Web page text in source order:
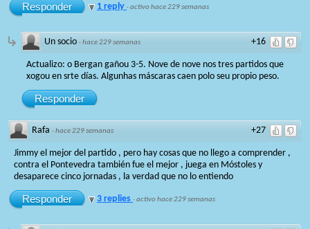
Responder 1 reply ·activo hace 229 semanas
+16
Un socio ·hace 229 semanas
Actualizo: o Bergan gañou 3-5. Nove de nove nos tres partidos que
xogou en srte días. Algunhas máscaras caen polo seu propio peso.
Responder
+27
Rafa ·hace 229 semanas
Jimmy el mejor del partido , pero hay cosas que no llego a comprender ,
contra el Pontevedra también fue el mejor , juega en Móstoles y
desaparece cinco jornadas , la verdad que no lo entiendo
Responder 3 replies ·activo hace 229 semanas